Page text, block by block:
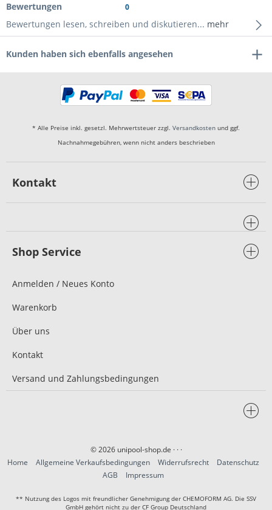
Bewertungen 0
Bewertungen lesen, schreiben und diskutieren... mehr
Kunden haben sich ebenfalls angesehen
* Alle Preise inkl. gesetzl. Mehrwertsteuer zzgl. Versandkosten und ggf.
Nachnahmegebühren, wenn nicht anders beschrieben
Kontakt
Shop Service
Anmelden / Neues Konto
Warenkorb
Über uns
Kontakt
Versand und Zahlungsbedingungen
© 2026 unipool-shop.de · · ·
Home
Allgemeine Verkaufsbedingungen Widerrufsrecht
Datenschutz
AGB
Impressum
** Nutzung des Logos mit freundlicher Genehmigung der CHEMOFORM AG. Die SSV
GmbH gehört nicht zu der CF Group Deutschland